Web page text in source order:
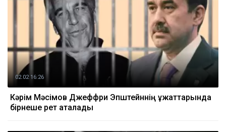
02.02 16:26
Кәрім Мәсімов Джеффри Эпштейннің құжаттарында
бірнеше рет аталады